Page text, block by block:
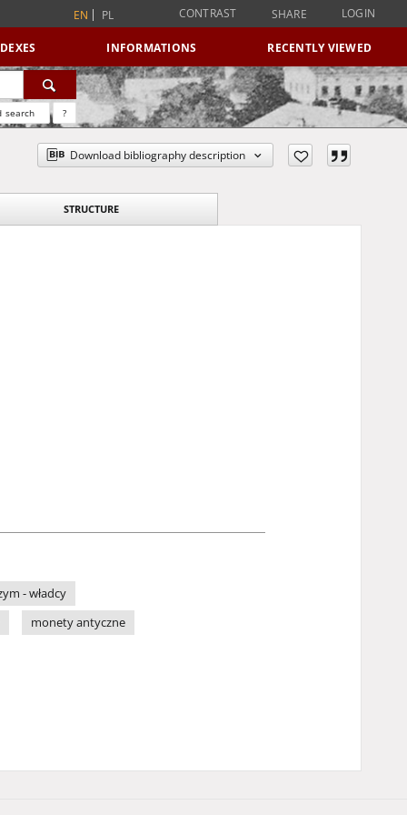
EN PL CONTRAST SHARE LOGIN
INFORMATIONS RECENTLY VIEWED
search ?
Download bibliography description
STRUCTURE
- władcy
monety antyczne